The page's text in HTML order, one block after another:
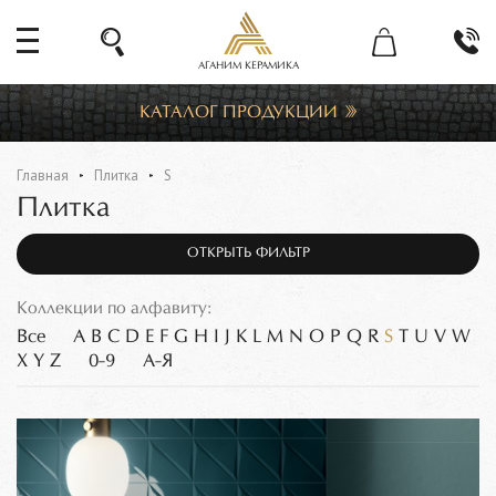
АГАНИМ КЕРАМИКА
КАТАЛОГ ПРОДУКЦИИ
Главная Плитка S
Плитка
ОТКРЫТЬ ФИЛЬТР
Коллекции по алфавиту:
Все A B C D E F G H J K L M N O P Q R S T U V W
X Y Z 0-9 А-Я